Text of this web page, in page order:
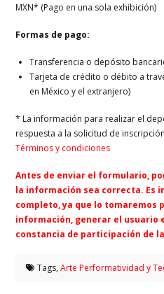
MXN* (Pago en una sola exhibición)
Formas de pago:
Transferencia o depósito
Tarjeta de crédito o débito a
en México y el extranjero)
* La información para realizar el
respuesta a la solicitud de
Términos y condiciones
Antes de enviar el formulario,
la información sea correcta. Es
completo, ya que lo tomaremos
información, generar el usuario
constancia de participación de
Tags,Arte Performatividad y